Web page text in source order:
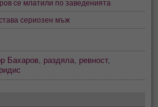
се млатили по заведенията
сериозен мъж
Бахаров раздяла ревност,